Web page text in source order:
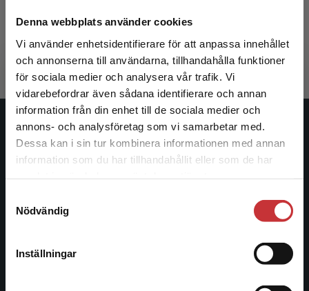
Denna webbplats använder cookies
Vi använder enhetsidentifierare för att anpassa innehållet
och annonserna till användarna, tillhandahålla funktioner
för sociala medier och analysera vår trafik. Vi
vidarebefordrar även sådana identifierare och annan
information från din enhet till de sociala medier och
annons- och analysföretag som vi samarbetar med.
Dessa kan i sin tur kombinera informationen med annan
information som du har tillhandahållit eller som de har
Nödvändig
Inställningar
Begränsad fraktregion
Det verkar som att du besöker
studentlitteratur.se via en enhet utanför Sverige.
Vi erbjuder inte leveranser utanför Sverige. För
att kunna slutföra ett köp måste
Hultkrantz, L - Österholm, P (red.)
Exkl. moms: 370 kr
Studentlitteratur
Studentlitteratur grundades 1963 och är idag Sveriges
ledande utbildningsförlag. Med läromedel, kurslitteratur,
informationstjänster i utbudet, finns Studentlitteratur med